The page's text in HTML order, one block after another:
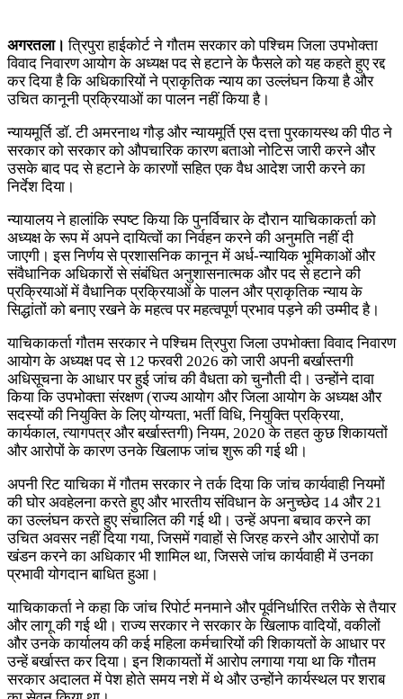
अगरतला। त्रिपुरा हाईकोर्ट ने गौतम सरकार को पश्चिम जिला उपभोक्ता
विवाद निवारण आयोग के अध्यक्ष पद से हटाने के फैसले को यह कहते हुए रद्द
कर दिया है कि अधिकारियों ने प्राकृतिक न्याय का उल्लंघन किया है और
उचित कानूनी प्रक्रियाओं का पालन नहीं किया है।
न्यायमूर्ति डॉ. टी अमरनाथ गौड़ और न्यायमूर्ति एस दत्ता पुरकायस्थ की पीठ ने
सरकार को सरकार को औपचारिक कारण बताओ नोटिस जारी करने और
उसके बाद पद से हटाने के कारणों सहित एक वैध आदेश जारी करने का
निर्देश दिया।
न्यायालय ने हालांकि स्पष्ट किया कि पुनर्विचार के दौरान याचिकाकर्ता को
अध्यक्ष के रूप में अपने दायित्वों का निर्वहन करने की अनुमति नहीं दी
जाएगी। इस निर्णय से प्रशासनिक कानून में अर्ध-न्यायिक भूमिकाओं और
संवैधानिक अधिकारों से संबंधित अनुशासनात्मक और पद से हटाने की
प्रक्रियाओं में वैधानिक प्रक्रियाओं के पालन और प्राकृतिक न्याय के
सिद्धांतों को बनाए रखने के महत्व पर महत्वपूर्ण प्रभाव पड़ने की उम्मीद है।
याचिकाकर्ता गौतम सरकार ने पश्चिम त्रिपुरा जिला उपभोक्ता विवाद निवारण
आयोग के अध्यक्ष पद से 12 फरवरी 2026 को जारी अपनी बर्खास्तगी
अधिसूचना के आधार पर हुई जांच की वैधता को चुनौती दी। उन्होंने दावा
किया कि उपभोक्ता संरक्षण (राज्य आयोग और जिला आयोग के अध्यक्ष और
सदस्यों की नियुक्ति के लिए योग्यता, भर्ती विधि, नियुक्ति प्रक्रिया,
कार्यकाल, त्यागपत्र और बर्खास्तगी) नियम, 2020 के तहत कुछ शिकायतों
और आरोपों के कारण उनके खिलाफ जांच शुरू की गई थी।
अपनी रिट याचिका में गौतम सरकार ने तर्क दिया कि जांच कार्यवाही नियमों
की घोर अवहेलना करते हुए और भारतीय संविधान के अनुच्छेद 14 और 21
का उल्लंघन करते हुए संचालित की गई थी। उन्हें अपना बचाव करने का
उचित अवसर नहीं दिया गया, जिसमें गवाहों से जिरह करने और आरोपों का
खंडन करने का अधिकार भी शामिल था, जिससे जांच कार्यवाही में उनका
प्रभावी योगदान बाधित हुआ।
याचिकाकर्ता ने कहा कि जांच रिपोर्ट मनमाने और पूर्वनिर्धारित तरीके से तैयार
और लागू की गई थी। राज्य सरकार ने सरकार के खिलाफ वादियों, वकीलों
और उनके कार्यालय की कई महिला कर्मचारियों की शिकायतों के आधार पर
उन्हें बर्खास्त कर दिया। इन शिकायतों में आरोप लगाया गया था कि गौतम
सरकार अदालत में पेश होते समय नशे में थे और उन्होंने कार्यस्थल पर शराब